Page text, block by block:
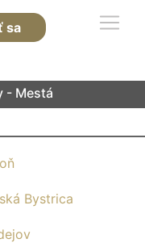
sa
- Mestá
Bystrica